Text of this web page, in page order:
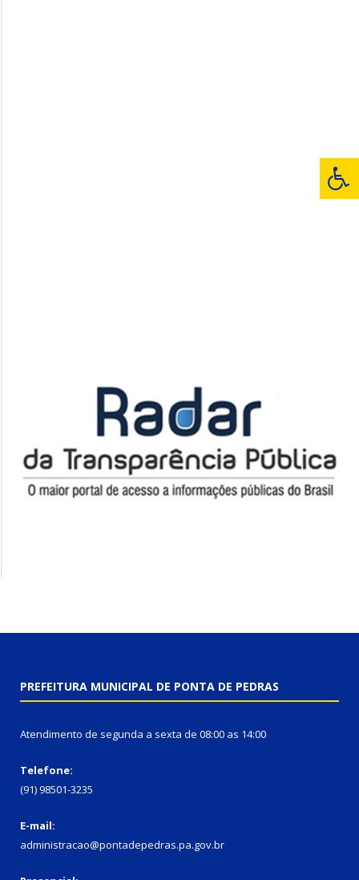
PREFEITURA MUNICIPAL DE PONTA DE PEDRAS
Atendimento de segunda a sexta de 08:00 as 14:00
Telefone:
(91) 98501-3235
E-mail:
administracao@pontadepedras.pa.gov.br